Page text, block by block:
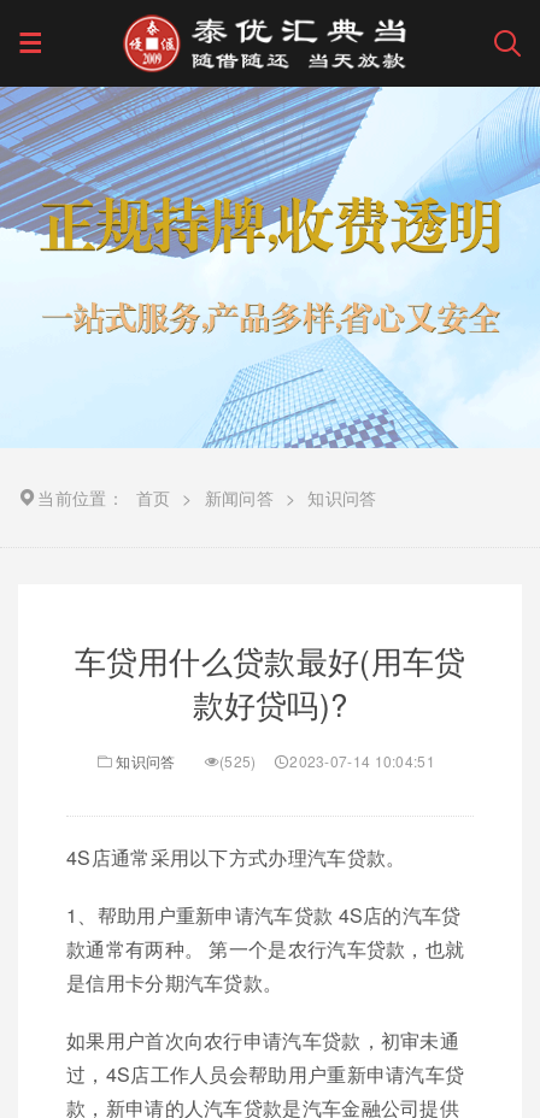
当前位置： 首页 > 新闻问答 > 知识问答
车贷用什么贷款最好(用车贷
款好贷吗)?
知识问答 (525) 2023-07-14 10:04:51
4S店通常采用以下方式办理汽车贷款。
1、帮助用户重新申请汽车贷款 4S店的汽车贷
款通常有两种。 第一个是农行汽车贷款，也就
是信用卡分期汽车贷款。
如果用户首次向农行申请汽车贷款，初审未通
过，4S店工作人员会帮助用户重新申请汽车贷
款，新申请的人汽车贷款是汽车金融公司提供